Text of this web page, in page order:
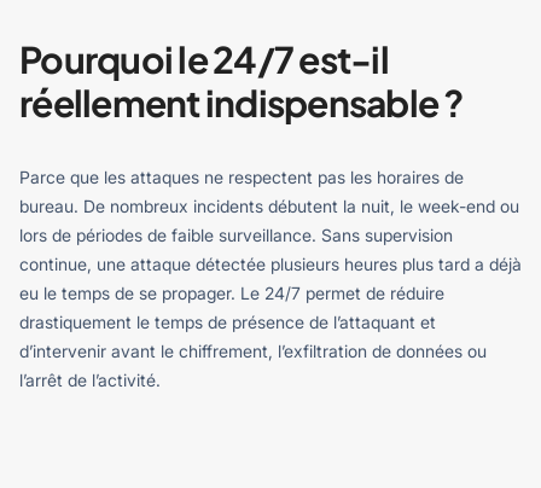
Pourquoi le 24/7 est-il
réellement indispensable ?
Parce que les attaques ne respectent pas les horaires de
bureau. De nombreux incidents débutent la nuit, le week-end ou
lors de périodes de faible surveillance. Sans supervision
continue, une attaque détectée plusieurs heures plus tard a déjà
eu le temps de se propager. Le 24/7 permet de réduire
drastiquement le temps de présence de l’attaquant et
d’intervenir avant le chiffrement, l’exfiltration de données ou
l’arrêt de l’activité.